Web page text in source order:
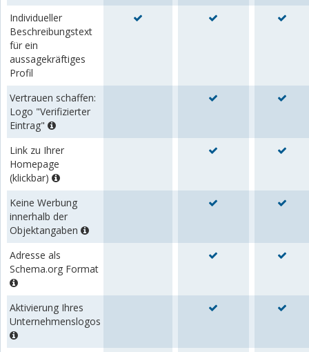
Individueller
Beschreibungstext
für ein
aussagekräftiges
Profil
Vertrauen schaffen:
Logo "Verifizierter
Eintrag"
Link zu Ihrer
Homepage
(klickbar)
Keine Werbung
innerhalb der
Objektangaben
Adresse als
Schema.org Format
Aktivierung Ihres
Unternehmenslogos